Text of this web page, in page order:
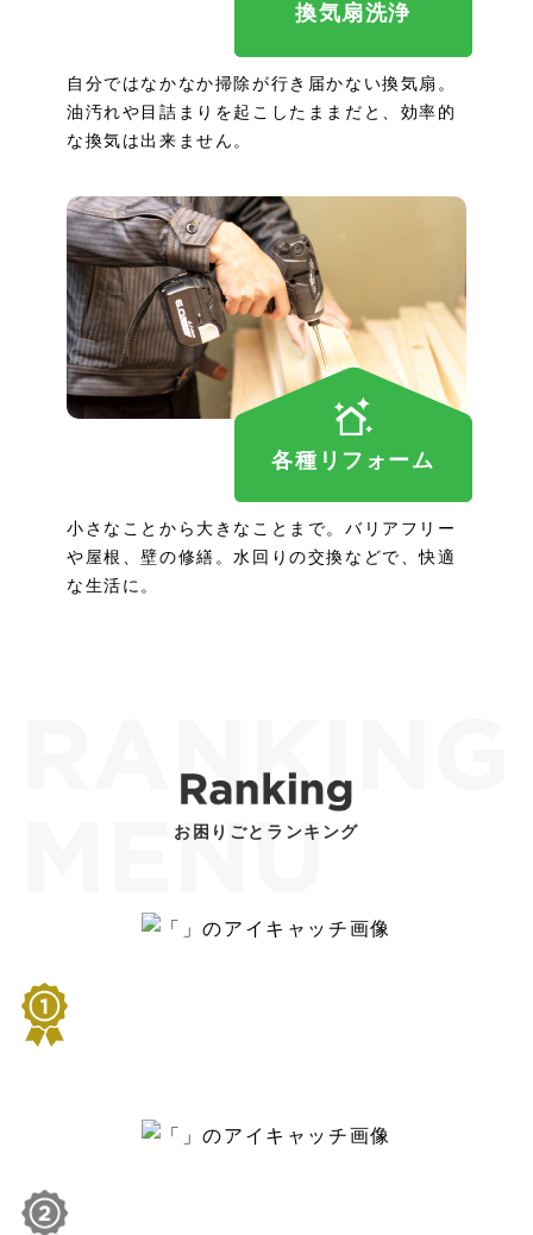
換気扇洗浄
自分ではなかなか掃除が行き届かない換気扇。
油汚れや目詰まりを起こしたままだと、効率的
な換気は出来ません。
各種リフォーム
小さなことから大きなことまで。バリアフリー
や屋根、壁の修繕。水回りの交換などで、快適
な生活に。
お困りごとランキング